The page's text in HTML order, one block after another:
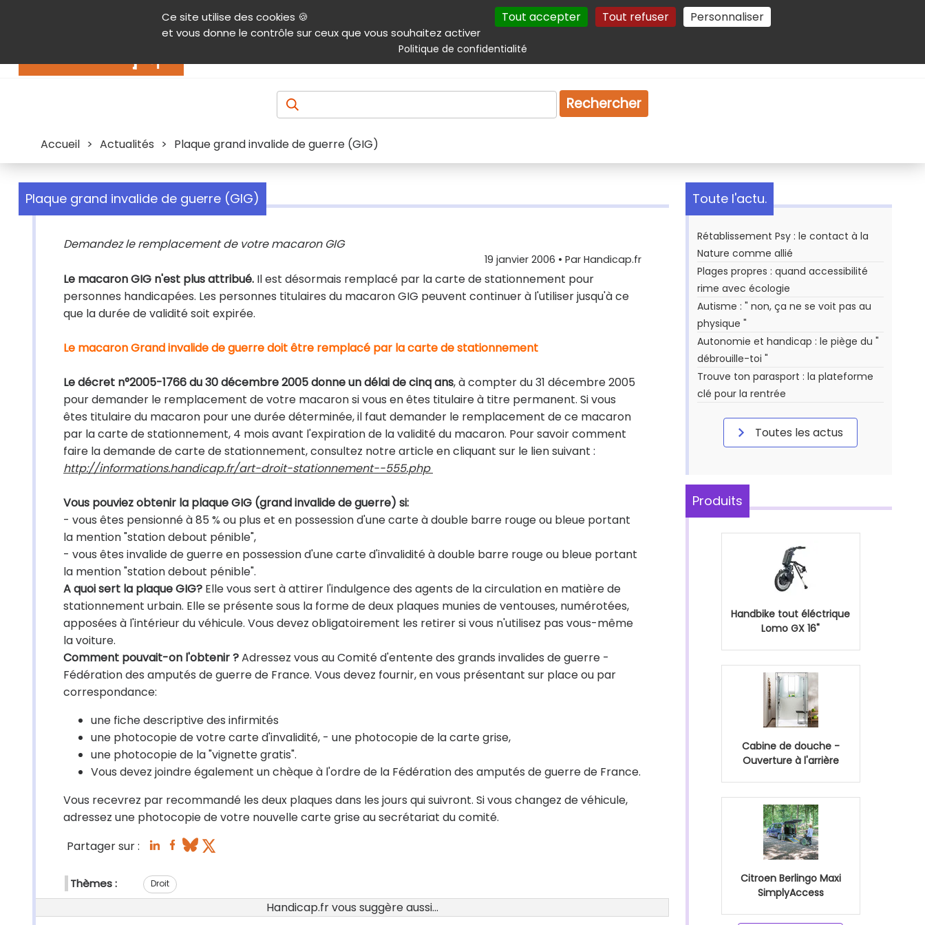
Ce site utilise des cookies 🍪
et vous donne le contrôle sur ceux que vous souhaitez activer
Tout accepter Tout refuser Personnaliser
Politique de confidentialité
Contenu Aide et accessibilité Menu principal Autres services Plan du site Gestion des cookies
Produits & services Emploi Droit
Rechercher
Accueil > Actualités > Plaque grand invalide de guerre (GIG)
Plaque grand invalide de guerre (GIG)
Demandez le remplacement de votre macaron GIG
19 janvier 2006 • Par Handicap.fr
Le macaron GIG n'est plus attribué. Il est désormais remplacé par la carte de stationnement pour
personnes handicapées. Les personnes titulaires du macaron GIG peuvent continuer à l'utiliser jusqu'à ce
que la durée de validité soit expirée.
Le macaron Grand invalide de guerre doit être remplacé par la carte de stationnement
Le décret n°2005-1766 du 30 décembre 2005 donne un délai de cinq ans, à compter du 31 décembre 2005
pour demander le remplacement de votre macaron si vous en êtes titulaire à titre permanent. Si vous
êtes titulaire du macaron pour une durée déterminée, il faut demander le remplacement de ce macaron
par la carte de stationnement, 4 mois avant l'expiration de la validité du macaron. Pour savoir comment
faire la demande de carte de stationnement, consultez notre article en cliquant sur le lien suivant :
http://informations.handicap.fr/art-droit-stationnement--555.php
Vous pouviez obtenir la plaque GIG (grand invalide de guerre) si:
- vous êtes pensionné à 85 % ou plus et en possession d'une carte à double barre rouge ou bleue portant
la mention "station debout pénible",
- vous êtes invalide de guerre en possession d'une carte d'invalidité à double barre rouge ou bleue portant
la mention "station debout pénible".
A quoi sert la plaque GIG? Elle vous sert à attirer l'indulgence des agents de la circulation en matière de
stationnement urbain. Elle se présente sous la forme de deux plaques munies de ventouses, numérotées,
apposées à l'intérieur du véhicule. Vous devez obligatoirement les retirer si vous n'utilisez pas vous-même
la voiture.
Comment pouvait-on l'obtenir ?Adressez vous au Comité d'entente des grands invalides de guerre -
Fédération des amputés de guerre de France. Vous devez fournir, en vous présentant sur place ou par
correspondance:
une fiche descriptive des infirmités
une photocopie de votre carte d'invalidité, - une photocopie de la carte grise,
une photocopie de la "vignette gratis".
Vous devez joindre également un chèque à l'ordre de la Fédération des amputés de guerre de France.
Vous recevrez par recommandé les deux plaques dans les jours qui suivront. Si vous changez de véhicule,
adressez une photocopie de votre nouvelle carte grise au secrétariat du comité.
Partager sur :
Thèmes : Droit
Handicap.fr vous suggère aussi...
Toute l'actu.
Rétablissement Psy : le contact à la
Nature comme allié
Plages propres : quand accessibilité
rime avec écologie
Autisme : " non, ça ne se voit pas au
physique "
Autonomie et handicap : le piège du "
débrouille-toi "
Trouve ton parasport : la plateforme
clé pour la rentrée
Toutes les actus
Produits
Handbike tout éléctrique
Lomo GX 16"
Cabine de douche -
Ouverture à l'arrière
Citroen Berlingo Maxi
SimplyAccess